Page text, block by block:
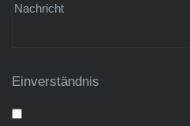
Einverständnis